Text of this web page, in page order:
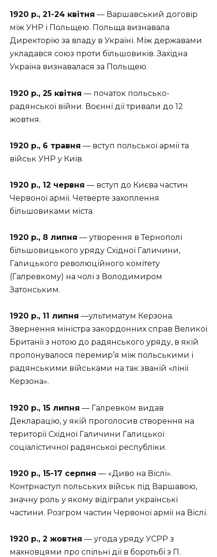
1920 р., 21-24 квітня — Варшавський договір
між УНР і Польщею. Польща визнавала
Директорію за владу в Україні. Між державами
укладався союз проти більшовиків. Західна
Україна визнавалася за Польщею.
1920 р., 25 квітня — початок польсько-
радянської війни. Воєнні дії тривали до 12
жовтня.
1920 р., 6 травня — вступ польської армії та
військ УНР у Київ.
1920 р., 12 червня — вступ до Києва частин
Червоної армії. Четверте захоплення
більшовиками міста.
1920 р., 8 липня — утворення в Тернополі
більшовицького уряду Східної Галичини,
Галицького революційного комітету
(Галревкому) на чолі з Володимиром
Затонським.
1920 р., 11 липня —ультиматум Керзона.
Звернення міністра закордонних справ Великої
Британії з нотою до радянського уряду, в якій
пропонувалося перемир’я між польськими і
радянськими військами на так званій «лінії
Керзона».
1920 р., 15 липня — Галревком видав
Декларацію, у якій проголосив створення на
території Східної Галичини Галицької
соціалістичної радянської республіки.
1920 р., 15-17 серпня — «Диво на Віслі».
Контрнаступ польських військ під Варшавою,
значну роль у якому відіграли українські
частини. Розгром частин Червоної армії на Віслі.
1920 р., 2 жовтня — угода уряду УСРР з
махновцями про спільні дії в боротьбі з П.